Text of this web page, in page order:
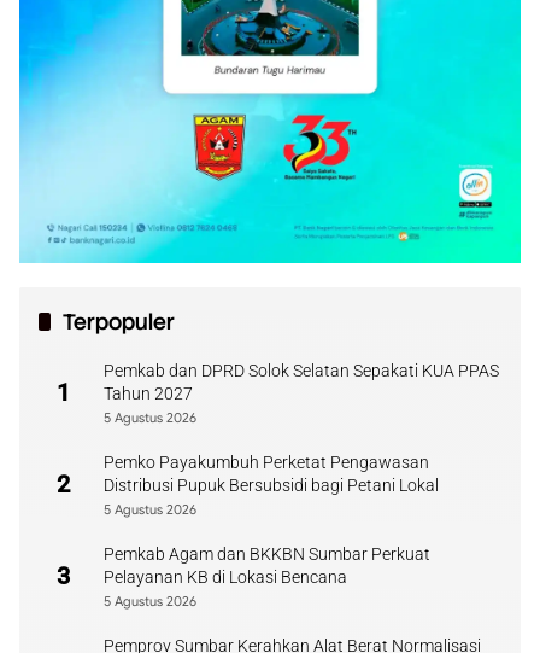
Terpopuler
1
Pemkab dan DPRD Solok Selatan Sepakati KUA PPAS
Tahun 2027
5 Agustus 2026
2
Pemko Payakumbuh Perketat Pengawasan
Distribusi Pupuk Bersubsidi bagi Petani Lokal
5 Agustus 2026
3
Pemkab Agam dan BKKBN Sumbar Perkuat
Pelayanan KB di Lokasi Bencana
5 Agustus 2026
Pemprov Sumbar Kerahkan Alat Berat Normalisasi